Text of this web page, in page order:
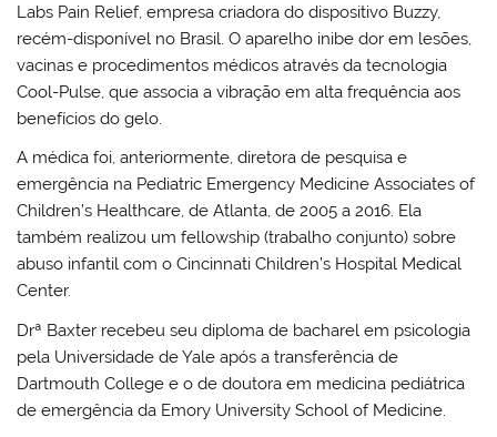
Labs Pain Relief, empresa criadora do dispositivo Buzzy,
recém-disponível no Brasil. O aparelho inibe dor em lesões,
vacinas e procedimentos médicos através da tecnologia
Cool-Pulse, que associa a vibração em alta frequência aos
benefícios do gelo.
A médica foi, anteriormente, diretora de pesquisa e
emergência na Pediatric Emergency Medicine Associates of
Children’s Healthcare, de Atlanta, de 2005 a 2016. Ela
também realizou um fellowship (trabalho conjunto) sobre
abuso infantil com o Cincinnati Children’s Hospital Medical
Center.
Drª Baxter recebeu seu diploma de bacharel em psicologia
pela Universidade de Yale após a transferência de
Dartmouth College e o de doutora em medicina pediátrica
de emergência da Emory University School of Medicine.